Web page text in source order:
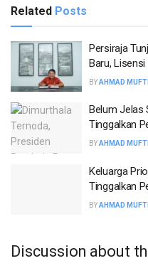
Related Posts
Persiraja
Baru,
BYAHMAD MUFTI
Belum Jelas
Tinggalkan
BYAHMAD MUFTI
Keluarga
Tinggalkan
BYAHMAD MUFTI
Discussion about